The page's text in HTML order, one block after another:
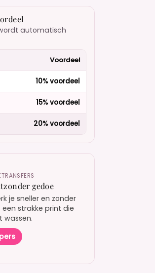
automatisch
Voordeel
10% voordeel
15% voordeel
20% voordeel
gedoe
je sneller en zonder
strakke print die
wassen.